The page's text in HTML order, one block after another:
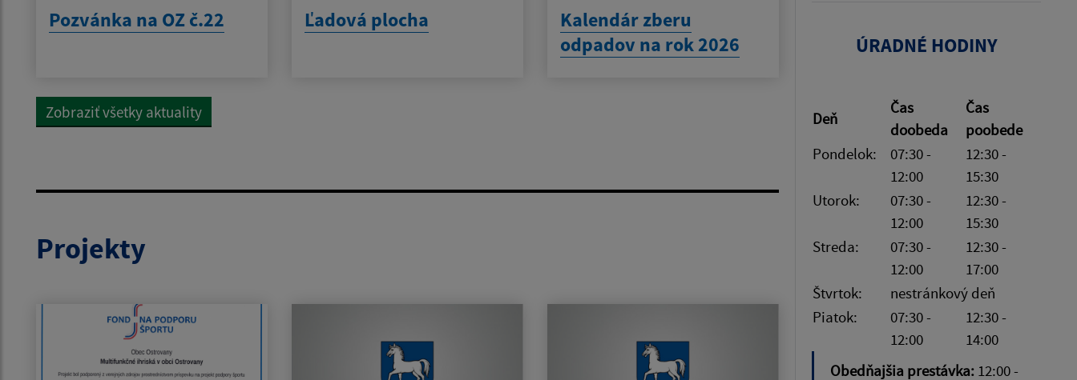
Pozvánka na OZ č.22 Ľadová plocha
Kalendár zberu
odpadov na rok 2026
Zobraziť všetky aktuality
Projekty
ÚRADNÉ HODINY
Deň
Čas
doobeda
Čas
poobede
Pondelok:
07:30 -
12:00
12:30 -
15:30
Utorok:
07:30 -
12:00
12:30 -
15:30
Streda:
07:30 -
12:00
12:30 -
17:00
Štvrtok:
nestránkový deň
Piatok:
07:30 -
12:00
12:30 -
14:00
Obedňajšia prestávka: 12:00 -